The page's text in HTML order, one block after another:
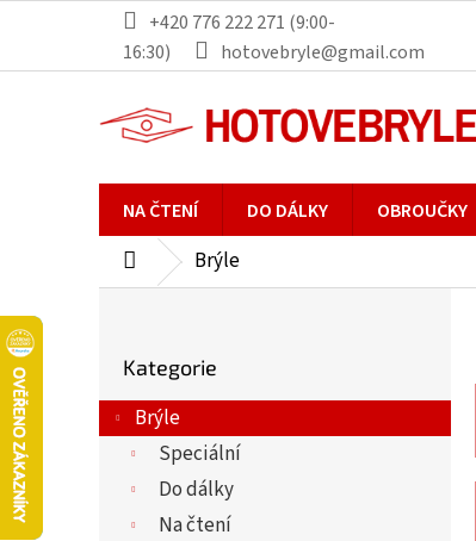
obsah
+420 776 222 271 (9:00-
16:30)
hotovebryle@gmail.com
NA ČTENÍ DO DÁLKY OBROUČKY
DomůBrýle
kategorie
Kategorie
Brýle
Speciální
Do dálky
Na čtení